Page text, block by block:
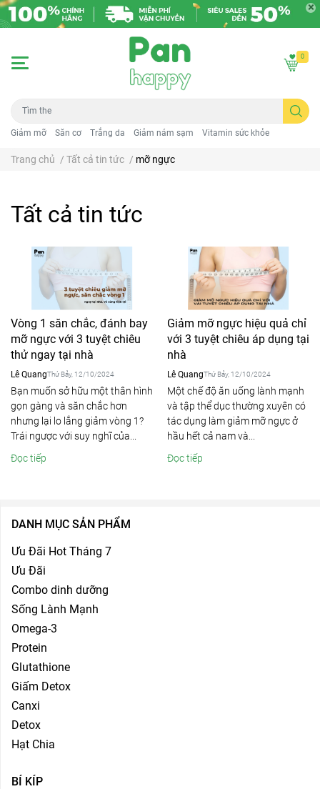
Giảm mỡ Săn cơ Trắng da Giảm nám sạm Vitamin sức khỏe
0
Trang chủ / Tất cả tin tức / mỡ ngực
Tất cả tin tức
Vòng 1 săn chắc, đánh bay
mỡ ngực với 3 tuyệt chiêu
thử ngay tại nhà
Lê QuangThứ Bảy, 12/10/2024
Bạn muốn sở hữu một thân hình
gọn gàng và săn chắc hơn
nhưng lại lo lắng giảm vòng 1?
Trái ngược với suy nghĩ của...
Đọc tiếp
Giảm mỡ ngực hiệu quả chỉ
với 3 tuyệt chiêu áp dụng tại
nhà
Lê QuangThứ Bảy, 12/10/2024
Một chế độ ăn uống lành mạnh
và tập thể dục thường xuyên có
tác dụng làm giảm mỡ ngực ở
hầu hết cả nam và...
Đọc tiếp
DANH MỤC SẢN PHẨM
Ưu Đãi Hot Tháng 7
Ưu Đãi
Combo dinh dưỡng
Sống Lành Mạnh
Omega-3
Protein
Glutathione
Giấm Detox
Canxi
Detox
Hạt Chia
BÍ KÍP